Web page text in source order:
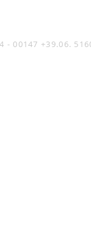
- 00147 +39.06.